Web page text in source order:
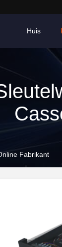
Huis
Fabrikant